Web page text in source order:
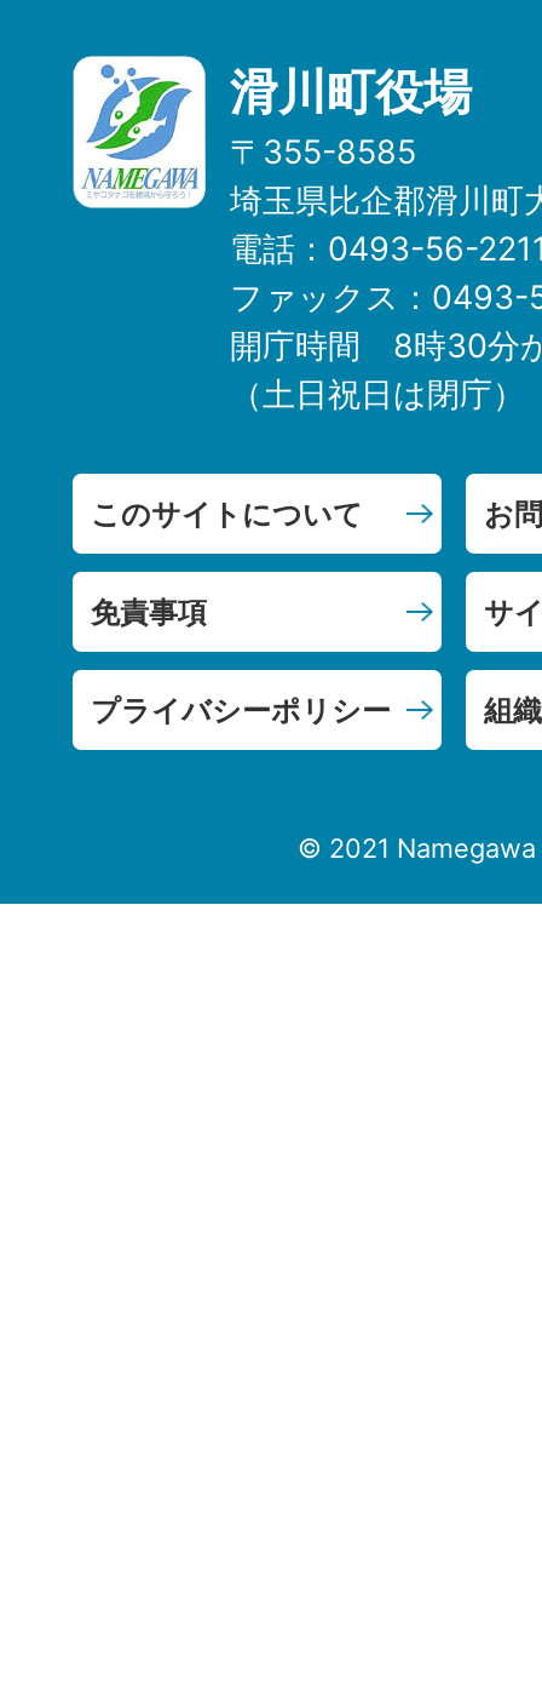
滑川町役場
〒355-8585
埼玉県比企郡滑川町
電話：0493-56-
ファックス：
開庁時間 8時30分
（土日祝日は閉庁）
このサイトについて お
免責事項 サ
プライバシーポリシー 組
© 2021 Namegawa